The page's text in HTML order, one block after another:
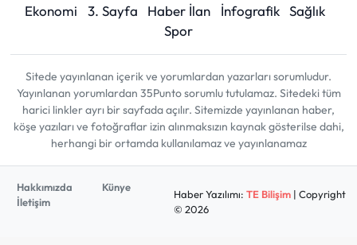
Ekonomi
3. Sayfa Haber İlan İnfografik Sağlık
Spor
Sitede yayınlanan içerik ve yorumlardan yazarları sorumludur.
Yayınlanan yorumlardan 35Punto sorumlu tutulamaz. Sitedeki tüm
harici linkler ayrı bir sayfada açılır. Sitemizde yayınlanan haber,
köşe yazıları ve fotoğraflar izin alınmaksızın kaynak gösterilse dahi,
herhangi bir ortamda kullanılamaz ve yayınlanamaz
Hakkımızda
Künye
İletişim
Haber Yazılımı: TE Bilişim| Copyright
© 2026